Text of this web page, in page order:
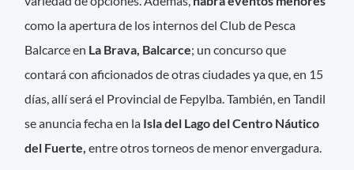
como la apertura de los internos del Club de Pesca
Balcarce en La Brava, Balcarce; un concurso que
contará con aficionados de otras ciudades ya que, en 15
días, allí será el Provincial de Fepylba. También, en Tandil
se anuncia fecha en la Isla del Lago del Centro Náutico
del Fuerte, entre otros torneos de menor envergadura.